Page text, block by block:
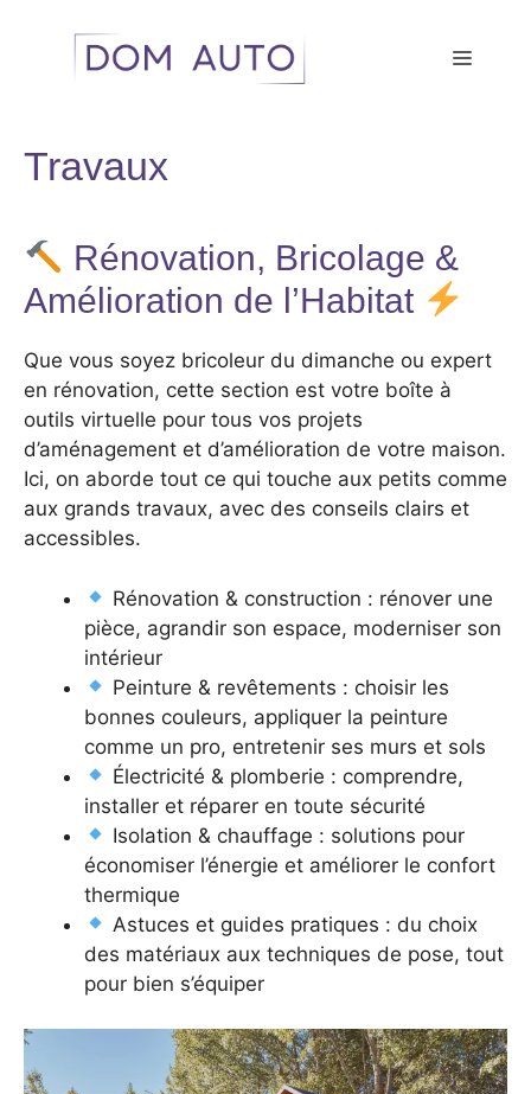
contenu
Menu
Travaux
Rénovation, Bricolage &
Amélioration de l’Habitat
Que vous soyez bricoleur du dimanche ou expert
en rénovation, cette section est votre boîte à
outils virtuelle pour tous vos projets
d’aménagement et d’amélioration de votre maison.
Ici, on aborde tout ce qui touche aux petits comme
aux grands travaux, avec des conseils clairs et
accessibles.
Rénovation & construction : rénover une
pièce, agrandir son espace, moderniser son
intérieur
Peinture & revêtements : choisir les
bonnes couleurs, appliquer la peinture
comme un pro, entretenir ses murs et sols
Électricité & plomberie : comprendre,
installer et réparer en toute sécurité
Isolation & chauffage : solutions pour
économiser l’énergie et améliorer le confort
thermique
Astuces et guides pratiques : du choix
des matériaux aux techniques de pose, tout
pour bien s’équiper